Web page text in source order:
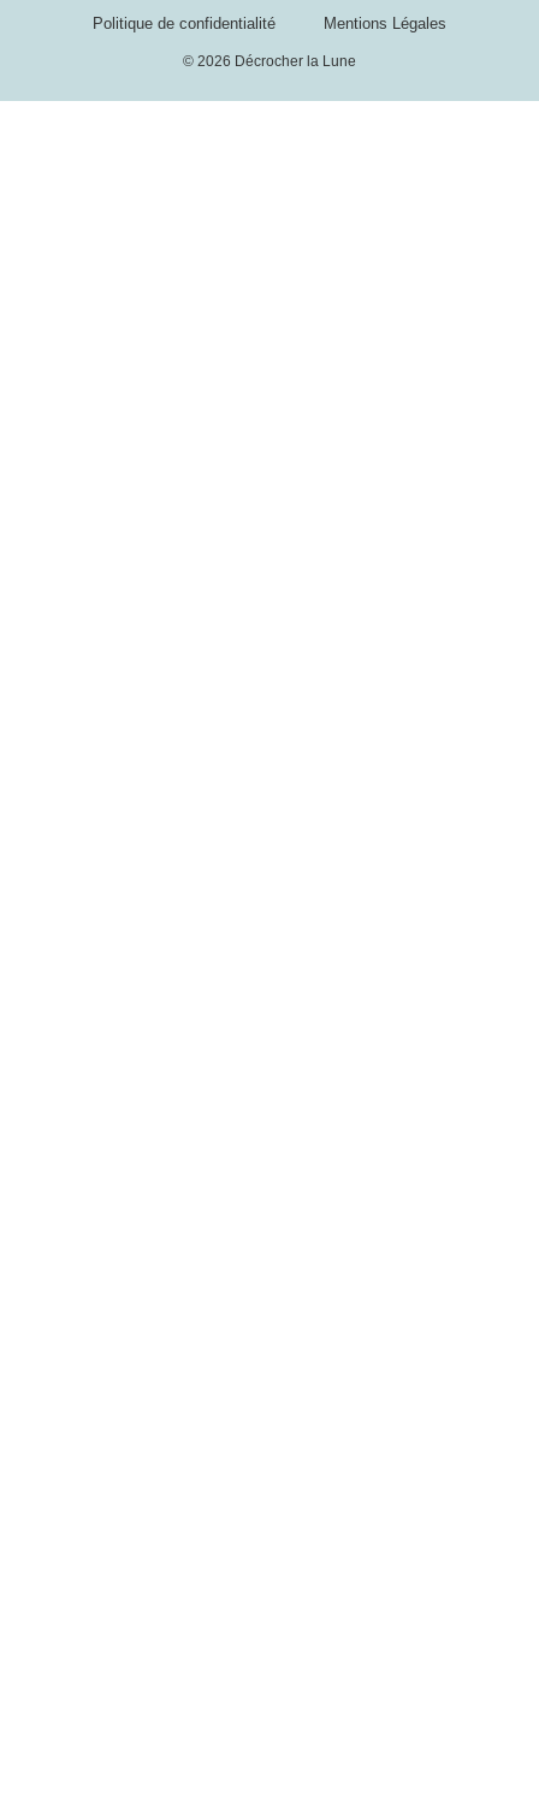
Politique de confidentialité Mentions Légales
© 2026 Décrocher la Lune